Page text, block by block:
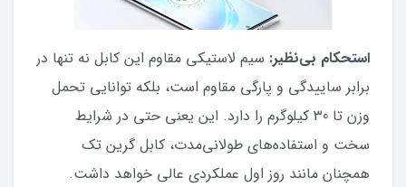
استحکام بی‌نظیر: سیم لاستیکی مقاوم این کابل نه تنها در
برابر ساییدگی و پارگی مقاوم است، بلکه توانایی تحمل
وزن تا 30 کیلوگرم را دارد. این یعنی حتی در شرایط
سخت و استفاده‌های طولانی‌مدت، کابل گرین تک
همچنان مانند روز اول عملکردی عالی خواهد داشت.